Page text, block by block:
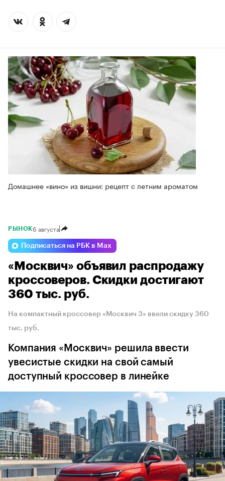
Домашнее «вино» из вишни: рецепт с летним ароматом
РЫНОК6 августа
Подписаться на РБК в Max
«Москвич» объявил распродажу
кроссоверов. Скидки достигают
360 тыс. руб.
На компактный кроссовер «Москвич 3» ввели скидку 360
тыс. руб.
Компания «Москвич» решила ввести
увесистые скидки на свой самый
доступный кроссовер в линейке